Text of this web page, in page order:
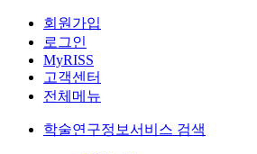
회원가입
로그인
MyRISS
고객센터
전체메뉴
학술연구정보서비스 검색